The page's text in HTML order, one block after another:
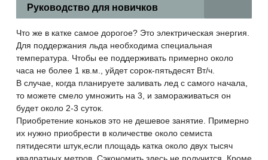
Руководство для новичков
Что же в катке самое дорогое? Это электрическая энергия.
Для поддержания льда необходима специальная
температура. Чтобы ее поддерживать примерно около
часа не более 1 кв.м., уйдет сорок-пятьдесят Вт/ч.
В случае, когда планируете заливать лед с самого начала,
то можете смело умножить на 3, и замораживаться он
будет около 2-3 суток.
Приобретение коньков это не дешевое занятие. Примерно
их нужно приобрести в количестве около семиста
пятидесяти штук,если площадь катка около двух тысяч